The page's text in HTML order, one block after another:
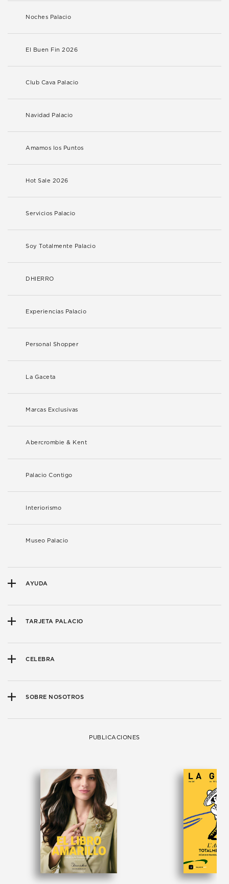
Noches Palacio
El Buen Fin 2026
Club Cava Palacio
Navidad Palacio
Amamos los Puntos
Hot Sale 2026
Servicios Palacio
Soy Totalmente Palacio
DHIERRO
Experiencias Palacio
Personal Shopper
La Gaceta
Marcas Exclusivas
Abercrombie & Kent
Palacio Contigo
Interiorismo
Museo Palacio
AYUDA
TARJETA PALACIO
CELEBRA
SOBRE NOSOTROS
PUBLICACIONES